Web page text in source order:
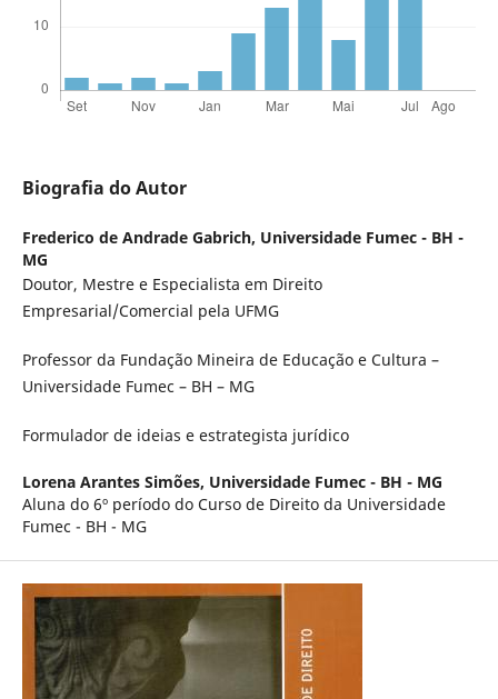
Biografia do Autor
Frederico de Andrade Gabrich, Universidade Fumec - BH -
MG
Doutor, Mestre e Especialista em Direito
Empresarial/Comercial pela UFMG
Professor da Fundação Mineira de Educação e Cultura –
Universidade Fumec – BH – MG
Formulador de ideias e estrategista jurídico
Lorena Arantes Simões, Universidade Fumec - BH - MG
Aluna do 6º período do Curso de Direito da Universidade
Fumec - BH - MG